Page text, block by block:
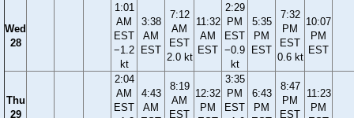
Wed
28
1:01
AM
EST
−1.2
kt
3:38
AM
EST
7:12
AM
EST
2.0 kt
11:32
AM
EST
2:29
PM
EST
−0.9
kt
5:35
PM
EST
7:32
PM
EST
0.6 kt
10:07
PM
EST
Thu
29
2:04
AM
EST
4:43
AM
8:19
AM
EST
12:32
PM
3:35
PM
EST
6:43
PM
8:47
PM
EST
11:23
PM